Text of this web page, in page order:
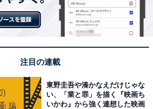
注目の連載
東野圭吾や湊かなえだけじゃな
い、「業と罪」を描く『映画ち
いかわ』から強く連想した映画